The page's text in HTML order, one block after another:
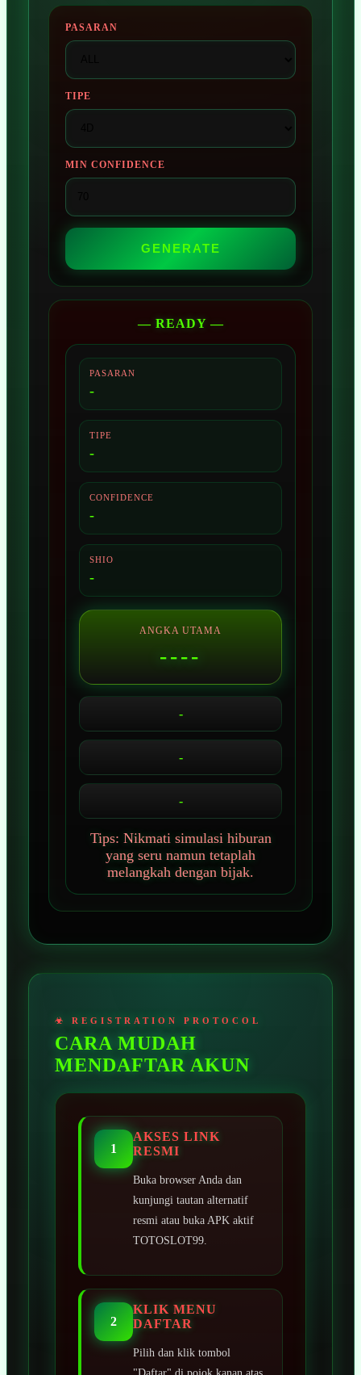
PASARAN
TIPE
MIN CONFIDENCE
GENERATE
— READY —
PASARAN
-
TIPE
-
CONFIDENCE
-
SHIO
-
ANGKA UTAMA
----
-
-
-
Tips: Nikmati simulasi hiburan
yang seru namun tetaplah
melangkah dengan bijak.
CARA MUDAH
MENDAFTAR AKUN
1
AKSES LINK
RESMI
Buka browser Anda dan
kunjungi tautan alternatif
resmi atau buka APK aktif
TOTOSLOT99.
2
KLIK MENU
DAFTAR
Pilih dan klik tombol